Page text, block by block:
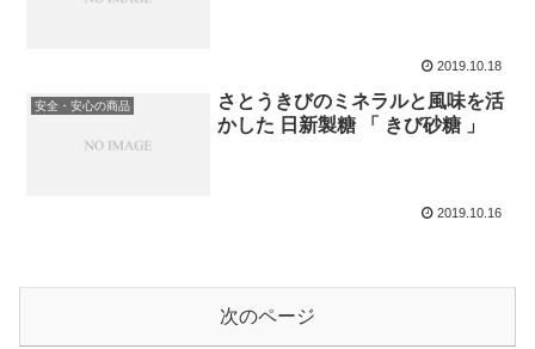
2019.10.18
安全・安心の商品
さとうきびのミネラルと風味を活
かした 日新製糖 「 きび砂糖 」
2019.10.16
次のページ